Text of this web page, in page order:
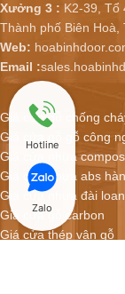
Xưởng 3 : K2-39, Tổ
Thành phố Biên Hoà,
Web:
Email :
Giá cửa gỗ chống
Giá cửa gỗ gỗ công
Giá cửa nhựa
Giá cửa nhựa abs
Giá cửa nhựa đài loan
Giá cửa gỗ carbon
Giá cửa thép vân gỗ
Hotline
Zalo